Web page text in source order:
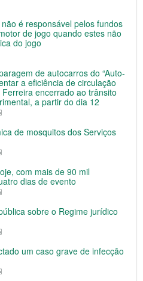
é responsável pelos fundos
de jogo quando estes não
do jogo
de autocarros do “Auto-
a eficiência de circulação
encerrado ao trânsito
a partir do dia 12
de mosquitos dos Serviços
com mais de 90 mil
dias de evento
sobre o Regime jurídico
um caso grave de infecção